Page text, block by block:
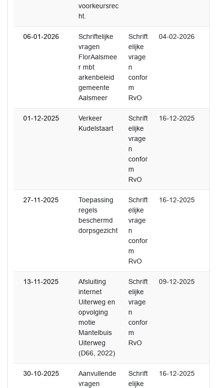
voorkeursrec
ht.
06-01-2026
Schriftelijke
vragen
FlorAalsmee
r mbt
arkenbeleid
gemeente
Aalsmeer
Schrift
elijke
vrage
n
confor
m
RvO
04-02-2026
01-12-2025
Verkeer
Kudelstaart
Schrift
elijke
vrage
n
confor
m
RvO
16-12-2025
27-11-2025
Toepassing
regels
beschermd
dorpsgezicht
Schrift
elijke
vrage
n
confor
m
RvO
16-12-2025
13-11-2025
Afsluiting
internet
Uiterweg en
opvolging
motie
Mantelbuis
Uiterweg
(D66, 2022)
Schrift
elijke
vrage
n
confor
m
RvO
09-12-2025
30-10-2025
Aanvullende
vragen
Schrift
elijke
16-12-2025